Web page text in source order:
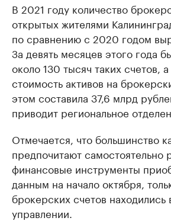
В 2021 году количество
открытых жителями
по сравнению с 2020 годом
За девять месяцев этого года
около 130 тысяч таких счетов,
стоимость активов на
этом составила 37,6 млрд
приводит региональное
Отмечается, что большинство
предпочитают самостоятельно
финансовые инструменты
данным на начало октября,
брокерских счетов находились
управлении.